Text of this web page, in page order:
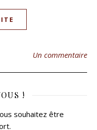
Un commentaire
!
souhaitez être